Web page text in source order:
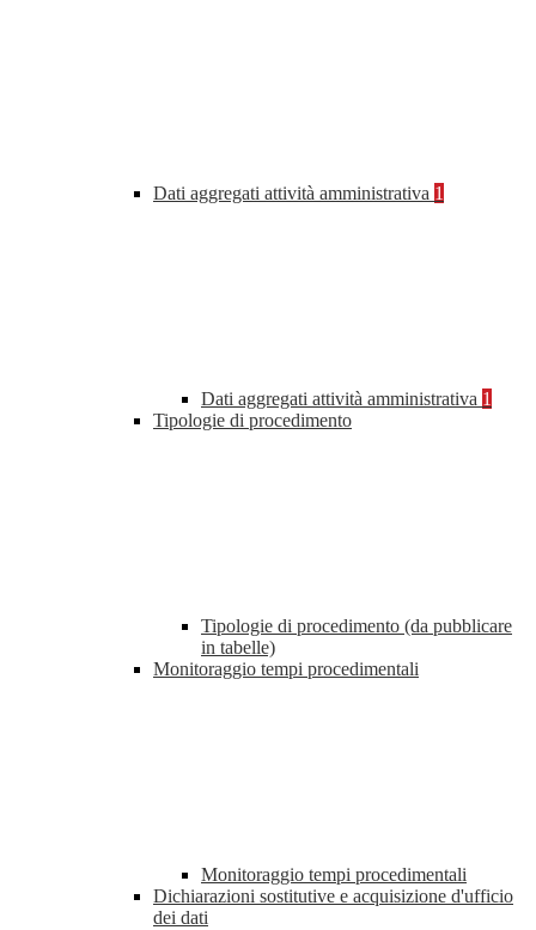
Dati aggregati attività amministrativa 1
Dati aggregati attività amministrativa 1
Tipologie di procedimento
Tipologie di procedimento (da pubblicare
in tabelle)
Monitoraggio tempi procedimentali
Monitoraggio tempi procedimentali
Dichiarazioni sostitutive e acquisizione d'ufficio
dei dati